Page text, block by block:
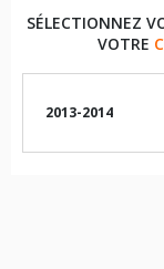
SÉLECTIONNEZ
VOTRE
2013-2014